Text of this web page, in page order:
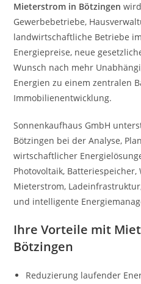
Mieterstrom in Bötzingen
Gewerbebetriebe,
landwirtschaftliche Betriebe
Energiepreise, neue
Wunsch nach mehr
Energien zu einem zentralen
Immobilienentwicklung.
Sonnenkaufhaus GmbH
Bötzingen bei der Analyse,
wirtschaftlicher
Photovoltaik, Batteriespeicher,
Mieterstrom,
und intelligente
Ihre Vorteile mit
Bötzingen
Reduzierung laufender